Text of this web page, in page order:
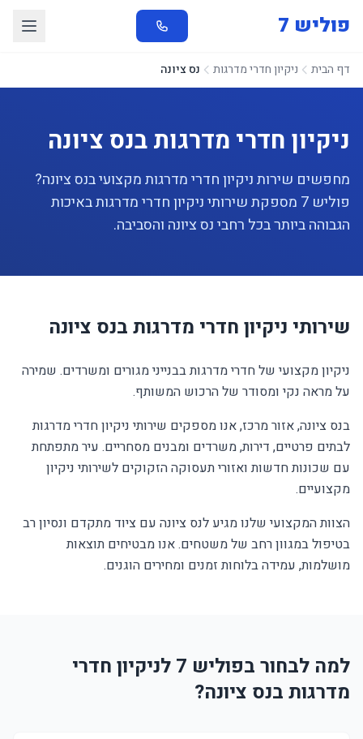
פוליש 7
דף הבית ניקיון חדרי מדרגות נס ציונה
ניקיון חדרי מדרגות בנס ציונה
מחפשים שירות ניקיון חדרי מדרגות מקצועי בנס ציונה?
פוליש 7 מספקת שירותי ניקיון חדרי מדרגות באיכות
הגבוהה ביותר בכל רחבי נס ציונה והסביבה.
שירותי ניקיון חדרי מדרגות בנס ציונה
ניקיון מקצועי של חדרי מדרגות בבנייני מגורים ומשרדים. שמירה
על מראה נקי ומסודר של הרכוש המשותף.
בנס ציונה, אזור מרכז, אנו מספקים שירותי ניקיון חדרי מדרגות
לבתים פרטיים, דירות, משרדים ומבנים מסחריים. עיר מתפתחת
עם שכונות חדשות ואזורי תעסוקה הזקוקים לשירותי ניקיון
מקצועיים.
הצוות המקצועי שלנו מגיע לנס ציונה עם ציוד מתקדם ונסיון רב
בטיפול במגוון רחב של משטחים. אנו מבטיחים תוצאות
מושלמות, עמידה בלוחות זמנים ומחירים הוגנים.
למה לבחור בפוליש 7 לניקיון חדרי
מדרגות בנס ציונה?